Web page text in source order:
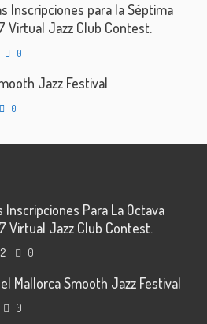
Inscripciones para la Séptima
Virtual Jazz Club Contest.
0
Jazz Festival
0
Inscripciones Para La Octava
Virtual Jazz Club Contest.
0
Mallorca Smooth Jazz Festival
0